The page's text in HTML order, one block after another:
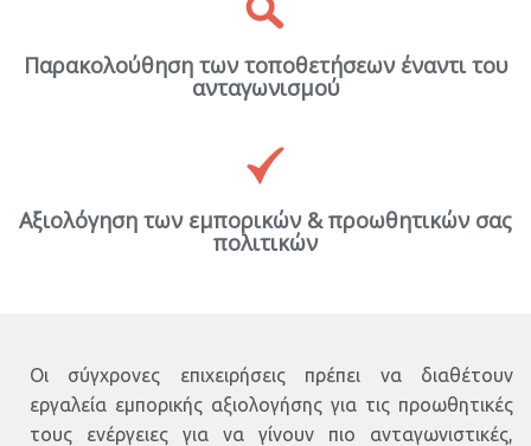
Παρακολούθηση των τοποθετήσεων έναντι του
ανταγωνισμού
Αξιολόγηση των εμπορικών & προωθητικών σας
πολιτικών
Οι σύγχρονες επιχειρήσεις πρέπει να διαθέτουν
εργαλεία εμπορικής αξιολογήσης για τις προωθητικές
τους ενέργειες για να γίνουν πιο ανταγωνιστικές,